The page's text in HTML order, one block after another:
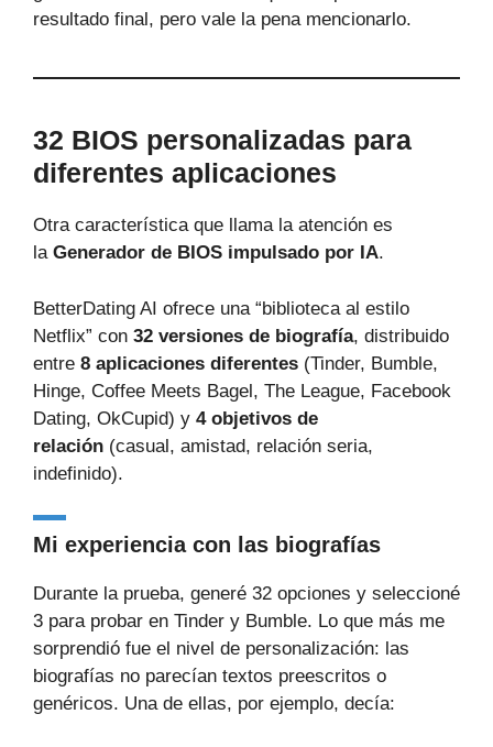
resultado final, pero vale la pena mencionarlo.
32 BIOS personalizadas para
diferentes aplicaciones
Otra característica que llama la atención es
la Generador de BIOS impulsado por IA.
BetterDating AI ofrece una “biblioteca al estilo
Netflix” con 32 versiones de biografía, distribuido
entre 8 aplicaciones diferentes (Tinder, Bumble,
Hinge, Coffee Meets Bagel, The League, Facebook
Dating, OkCupid) y 4 objetivos de
relación (casual, amistad, relación seria,
indefinido).
Mi experiencia con las biografías
Durante la prueba, generé 32 opciones y seleccioné
3 para probar en Tinder y Bumble. Lo que más me
sorprendió fue el nivel de personalización: las
biografías no parecían textos preescritos o
genéricos. Una de ellas, por ejemplo, decía: